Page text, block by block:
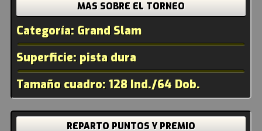
MAS SOBRE EL TORNEO
Categoría: Grand Slam
Superficie: pista dura
Tamaño cuadro: 128 Ind./64 Dob.
REPARTO PUNTOS Y PREMIO